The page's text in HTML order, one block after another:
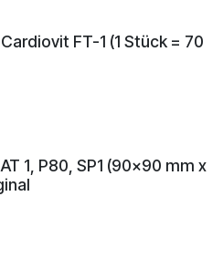
FT-1 (1 Stück = 70
1, P80, SP1 (90x90 mm x